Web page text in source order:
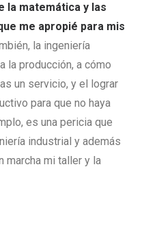
la matemática y las
me apropié para mis
la ingeniería
la producción, a cómo
un servicio, y el lograr
para que no haya
es una pericia que
industrial y además
marcha mi taller y la